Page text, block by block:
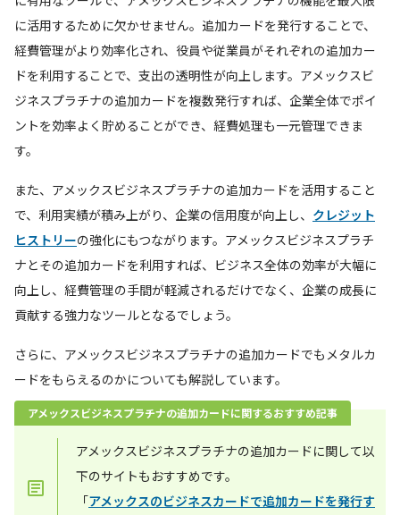
に活用するために欠かせません。追加カードを発行することで、
経費管理がより効率化され、役員や従業員がそれぞれの追加カー
ドを利用することで、支出の透明性が向上します。アメックスビ
ジネスプラチナの追加カードを複数発行すれば、企業全体でポイ
ントを効率よく貯めることができ、経費処理も一元管理できま
す。
また、アメックスビジネスプラチナの追加カードを活用すること
で、利用実績が積み上がり、企業の信用度が向上し、 クレジット
ヒストリーの強化にもつながります。アメックスビジネスプラチ
ナとその追加カードを利用すれば、ビジネス全体の効率が大幅に
向上し、経費管理の手間が軽減されるだけでなく、企業の成長に
貢献する強力なツールとなるでしょう。
さらに、アメックスビジネスプラチナの追加カードでもメタルカ
ードをもらえるのかについても解説しています。
アメックスビジネスプラチナの追加カードに関するおすすめ記事
アメックスビジネスプラチナの追加カードに関して以
下のサイトもおすすめです。
「アメックスのビジネスカードで追加カードを発行す